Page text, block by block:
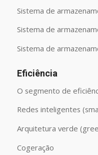
Sistema de
Sistema de
Sistema de
Eficiência
O segmento de
Redes inteligentes
Arquitetura verde
Cogeração